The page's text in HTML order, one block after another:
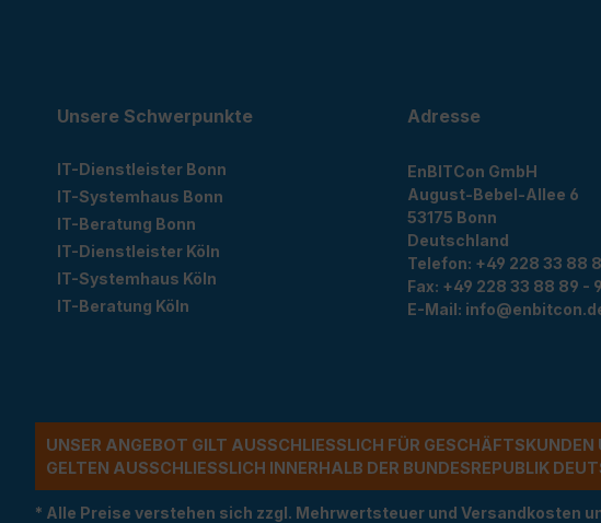
Unsere Schwerpunkte
IT-Dienstleister Bonn
IT-Systemhaus Bonn
IT-Beratung Bonn
IT-Dienstleister Köln
IT-Systemhaus Köln
IT-Beratung Köln
Adresse
EnBITCon GmbH
August-Bebel-Allee 6
53175 Bonn
Deutschland
Telefon: +49 228 33 88
Fax: +49 228 33 88 89 -
E-Mail:
UNSER ANGEBOT GILT AUSSCHLIESSLICH FÜR
ELTEN AUSSCHLIESSLICH INNERHALB DER BUNDESREPUBLIK
* Alle Preise verstehen sich zzgl. Mehrwertsteuer und Versandkosten